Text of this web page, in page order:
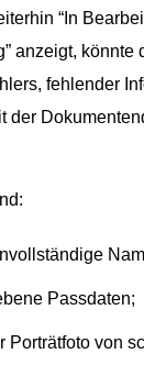
“In
anzeigt, könnte
fehlender
der
Passdaten;
Porträtfoto von